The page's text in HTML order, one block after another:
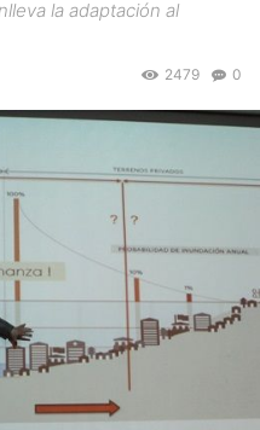
la adaptación al
0
2479